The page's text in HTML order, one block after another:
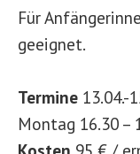
Für
geeignet.
Termine 13.04.-
Montag 16.30 –